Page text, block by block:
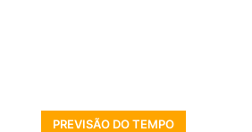
PREVISÃO DO TEMPO